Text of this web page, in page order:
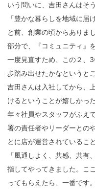
いう問いに、吉田さんはそ
「豊かな暮らしを地域に届
と前、創業の頃からありま
部分で、『コミュニティ』
一度見直すため、この２、
歩踏み出せたかなというと
吉田さんは入社してから、
けるということが嬉しかっ
年々社員やスタッフがふえ
署の責任者やリーダーとの
とに店が運営されているこ
「風通しよく、共感、共有
指してやってきました。こ
ってもらえたら、一番です